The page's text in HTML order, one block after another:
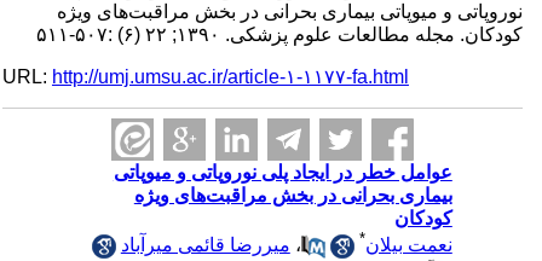
نوروپاتی و میوپاتی بیماری بحرانی در بخش مراقبت‌های ویژه
کودکان. مجله مطالعات علوم پزشکی. ۱۳۹۰; ۲۲ (۶) :۵۰۷-۵۱۱
URL:http://umj.umsu.ac.ir/article-۱-۱۱۷۷-fa.html
عوامل خطر در ایجاد پلی نوروپاتی و میوپاتی
بیماری بحرانی در بخش مراقبت‌های ویژه
کودکان
نعمت بیلان
،میررضا قائمی میرآباد